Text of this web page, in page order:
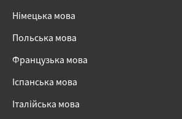
Німецька мова
Польська мова
Французька мова
Іспанська мова
Італійська мова